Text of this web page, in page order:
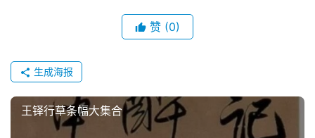
赞 (0)
生成海报
王铎行草条幅大集合